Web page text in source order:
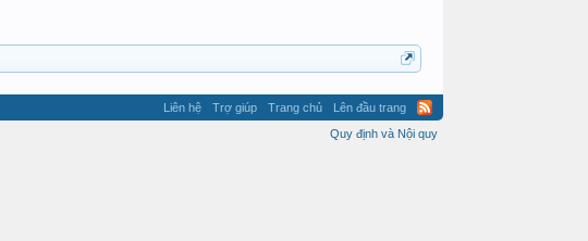
Liên hệ Trợ giúp Trang chủ
Lên đầu trang
Quy định và Nội quy